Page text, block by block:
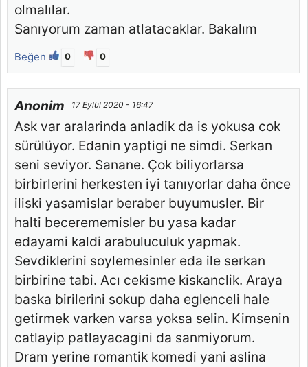
olmalılar.
Sanıyorum zaman atlatacaklar. Bakalım
Beğen 0 0
Anonim 17 Eylül 2020 - 16:47
Ask var aralarinda anladik da is yokusa cok
sürülüyor. Edanin yaptigi ne simdi. Serkan
seni seviyor. Sanane. Çok biliyorlarsa
birbirlerini herkesten iyi tanıyorlar daha önce
iliski yasamislar beraber buyumusler. Bir
halti becerememisler bu yasa kadar
edayami kaldi arabuluculuk yapmak.
Sevdiklerini soylemesinler eda ile serkan
birbirine tabi. Acı cekisme kiskanclik. Araya
baska birilerini sokup daha eglenceli hale
getirmek varken varsa yoksa selin. Kimsenin
catlayip patlayacagini da sanmiyorum.
Dram yerine romantik komedi yani aslina